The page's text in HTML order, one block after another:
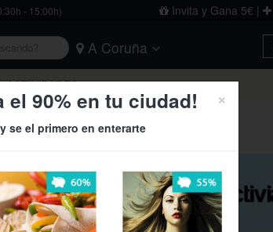
- 15:00h) Invita y Gana 5€ |
A Coruña
Burgos
Donostia
Oviedo
Valencia Vitoria
ACTIVIDADES
×
el 90% en tu ciudad!
se el primero en enterarte